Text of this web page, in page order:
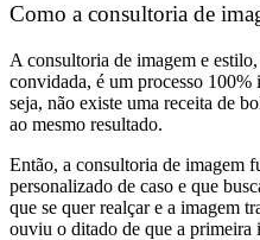
Como a consultoria de
A consultoria de imagem e
convidada, é um processo 100%
seja, não existe uma receita de
ao mesmo resultado.
Então, a consultoria de imagem
personalizado de caso e que
que se quer realçar e a imagem
ouviu o ditado de que a primeira